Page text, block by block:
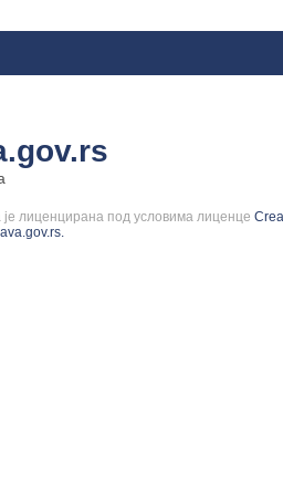
је лиценцирана под условима лиценце